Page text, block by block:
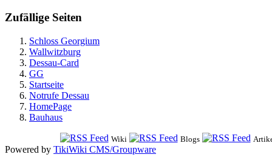
Zufällige Seiten
Schloss Georgium
Wallwitzburg
Dessau-Card
GG
Startseite
Notrufe Dessau
HomePage
Bauhaus
Wiki Blogs
Powered by TikiWiki CMS/Groupware